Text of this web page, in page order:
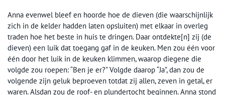
Anna evenwel bleef en hoorde hoe de dieven (die waarschijnlijk
zich in de kelder hadden laten opsluiten) met elkaar in overleg
traden hoe het beste in huis te dringen. Daar ontdekte[n] zij (de
dieven) een luik dat toegang gaf in de keuken. Men zou één voor
één door het luik in de keuken klimmen, waarop diegene die
volgde zou roepen: “Ben je er?” Volgde daarop “Ja”, dan zou de
volgende zijn geluk beproeven totdat zij allen, zeven in getal, er
waren. Alsdan zou de roof- en plundertocht beginnen. Anna stond